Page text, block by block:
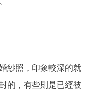
紗照，印象較深的就
的，有些則是已經被